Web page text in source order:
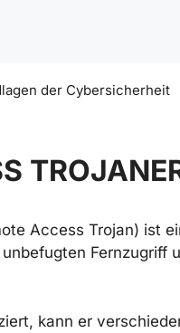
der Cybersicherheit
Access Trojan) ist
Fernzugriff
kann er